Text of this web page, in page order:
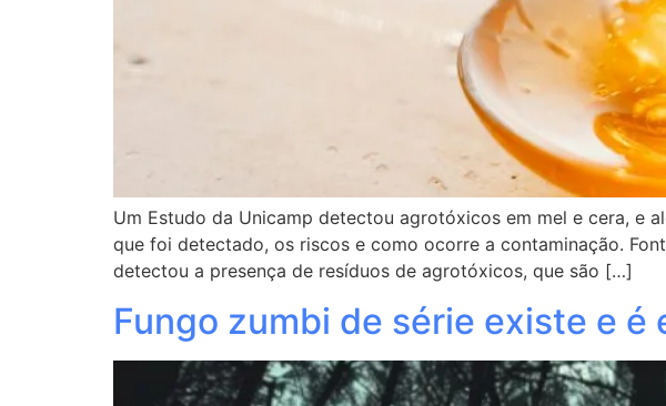
Um Estudo da Unicamp detectou agrotóxicos em mel e cera, e
que foi detectado, os riscos e como ocorre a contaminação.
detectou a presença de resíduos de agrotóxicos, que são […]
Fungo zumbi de série existe e é